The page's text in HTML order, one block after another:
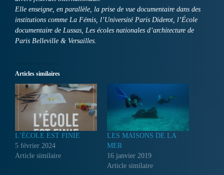
Elle enseigne, en parallèle, la prise de vue documentaire dans des
institutions comme La Fémis, l’Université Paris Diderot, l’École
documentaire de Lussas, Les écoles nationales d’architecture de
Paris Belleville & Versailles.
Articles similaires
L’ÉCOLE EST FINIE
5 février 2024
Article similaire
LES MAISONS DE LA
MER
16 janvier 2019
Article similaire